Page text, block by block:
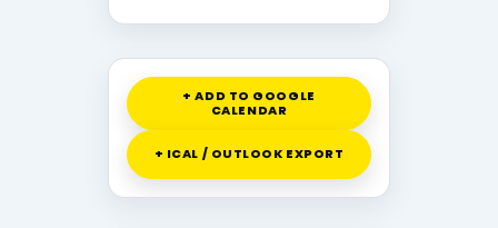
+ ADD TO GOOGLE
CALENDAR
+ ICAL / OUTLOOK EXPORT